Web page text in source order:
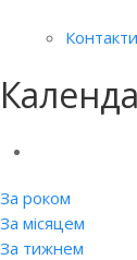
Контакти
За роком
За місяцем
За тижнем